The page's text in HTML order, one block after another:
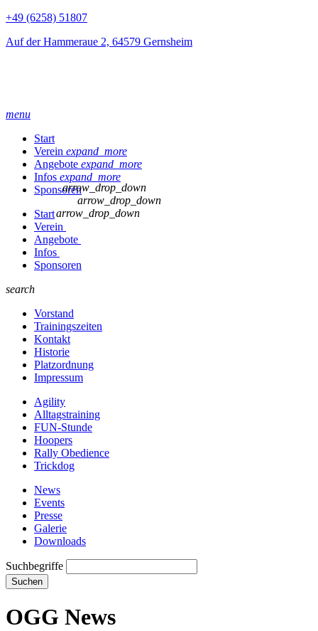
+49 (6258) 51807
Auf der Hammeraue 2, 64579 Gernsheim
menu
Start
Verein expand_more
Angebote expand_more
Infos expand_more
Sponsoren
Start
Verein
arrow_drop_down
Angebote
arrow_drop_down
Infos
arrow_drop_down
Sponsoren
search
Vorstand
Trainingszeiten
Kontakt
Historie
Platzordnung
Impressum
Agility
Alltagstraining
FUN-Stunde
Hoopers
Rally Obedience
Trickdog
News
Events
Presse
Galerie
Downloads
Suchbegriffe
Suchen
OGG News